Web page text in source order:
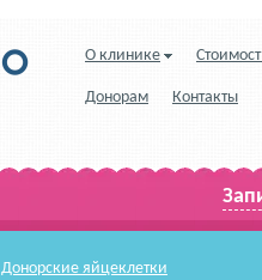
О клинике
Донорам Контакты
Донорские яйцеклетки